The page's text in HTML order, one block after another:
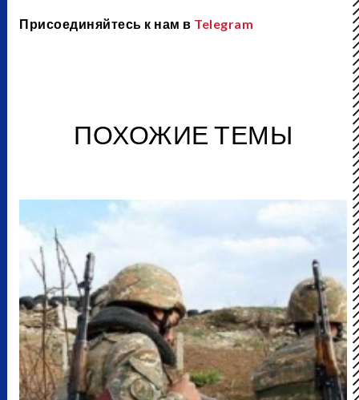
Присоединяйтесь к нам в Telegram
ПОХОЖИЕ ТЕМЫ